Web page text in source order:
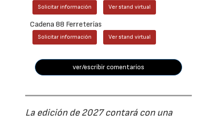
Solicitar información Ver stand virtual
Cadena 88 Ferreterías
Solicitar información Ver stand virtual
ver/escribir comentarios
La edición de 2027 contará con una